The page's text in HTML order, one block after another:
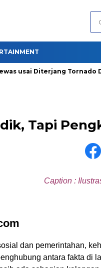
usai Diterjang Tornado
Tapi
Caption :
dan pemerintahan,
antara fakta di